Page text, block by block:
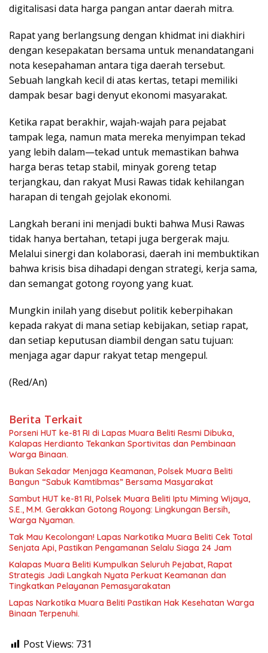
digitalisasi data harga pangan antar daerah mitra.
Rapat yang berlangsung dengan khidmat ini diakhiri
dengan kesepakatan bersama untuk menandatangani
nota kesepahaman antara tiga daerah tersebut.
Sebuah langkah kecil di atas kertas, tetapi memiliki
dampak besar bagi denyut ekonomi masyarakat.
Ketika rapat berakhir, wajah-wajah para pejabat
tampak lega, namun mata mereka menyimpan tekad
yang lebih dalam—tekad untuk memastikan bahwa
harga beras tetap stabil, minyak goreng tetap
terjangkau, dan rakyat Musi Rawas tidak kehilangan
harapan di tengah gejolak ekonomi.
Langkah berani ini menjadi bukti bahwa Musi Rawas
tidak hanya bertahan, tetapi juga bergerak maju.
Melalui sinergi dan kolaborasi, daerah ini membuktikan
bahwa krisis bisa dihadapi dengan strategi, kerja sama,
dan semangat gotong royong yang kuat.
Mungkin inilah yang disebut politik keberpihakan
kepada rakyat di mana setiap kebijakan, setiap rapat,
dan setiap keputusan diambil dengan satu tujuan:
menjaga agar dapur rakyat tetap mengepul.
(Red/An)
Berita Terkait
Porseni HUT ke-81 RI di Lapas Muara Beliti Resmi Dibuka,
Kalapas Herdianto Tekankan Sportivitas dan Pembinaan
Warga Binaan.
Bukan Sekadar Menjaga Keamanan, Polsek Muara Beliti
Bangun “Sabuk Kamtibmas” Bersama Masyarakat
Sambut HUT ke-81 RI, Polsek Muara Beliti Iptu Miming Wijaya,
S.E., M.M. Gerakkan Gotong Royong: Lingkungan Bersih,
Warga Nyaman.
Tak Mau Kecolongan! Lapas Narkotika Muara Beliti Cek Total
Senjata Api, Pastikan Pengamanan Selalu Siaga 24 Jam
Kalapas Muara Beliti Kumpulkan Seluruh Pejabat, Rapat
Strategis Jadi Langkah Nyata Perkuat Keamanan dan
Tingkatkan Pelayanan Pemasyarakatan
Lapas Narkotika Muara Beliti Pastikan Hak Kesehatan Warga
Binaan Terpenuhi.
Post Views: 731